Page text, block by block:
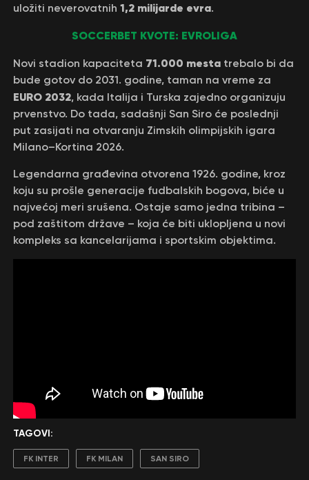
uložiti neverovatnih 1,2 milijarde evra.
SOCCERBET KVOTE: EVROLIGA
Novi stadion kapaciteta 71.000 mestatrebalo bi da
bude gotov do 2031. godine, taman na vreme za
EURO 2032, kada Italija i Turska zajedno organizuju
prvenstvo. Do tada, sadašnji San Siro će poslednji
put zasijati na otvaranju Zimskih olimpijskih igara
Milano–Kortina 2026.
Legendarna građevina otvorena 1926. godine, kroz
koju su prošle generacije fudbalskih bogova, biće u
najvećoj meri srušena. Ostaje samo jedna tribina –
pod zaštitom države – koja će biti uklopljena u novi
kompleks sa kancelarijama i sportskim objektima.
TAGOVI:
FK INTER FK MILAN SAN SIRO